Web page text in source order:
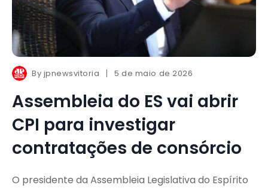
By jpnewsvitoria 5 de maio de 2026
Assembleia do ES vai abrir
CPI para investigar
contratações de consórcio
O presidente da Assembleia Legislativa do Espírito